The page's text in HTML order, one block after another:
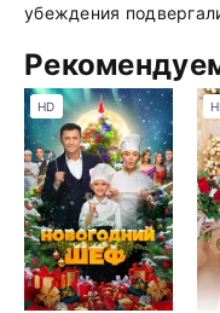
убеждения
HD